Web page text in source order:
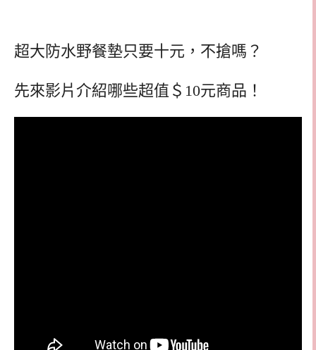
超大防水野餐墊只要十元，不搶嗎？
先來影片介紹哪些超值＄10元商品！